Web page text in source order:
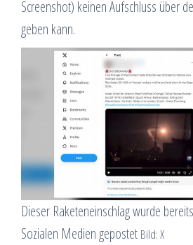
Screenshot) keinen Aufschluss über
geben kann.
Dieser Raketeneinschlag wurde
Sozialen Medien gepostet Bild: X